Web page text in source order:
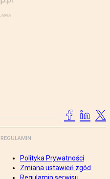
REGULAMIN
Polityka Prywatności
Zmiana ustawień zgód